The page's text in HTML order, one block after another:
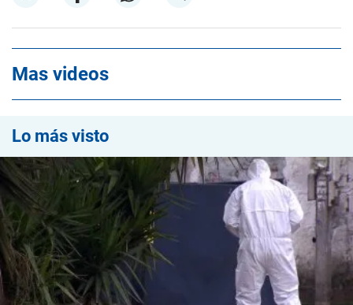
Mas videos
Lo más visto